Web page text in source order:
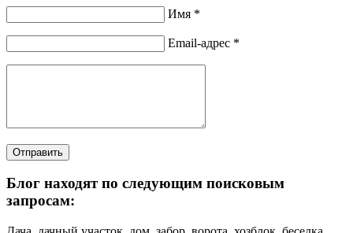
Имя *
Email-адрес *
Отправить
Блог находят по следующим поисковым
запросам: